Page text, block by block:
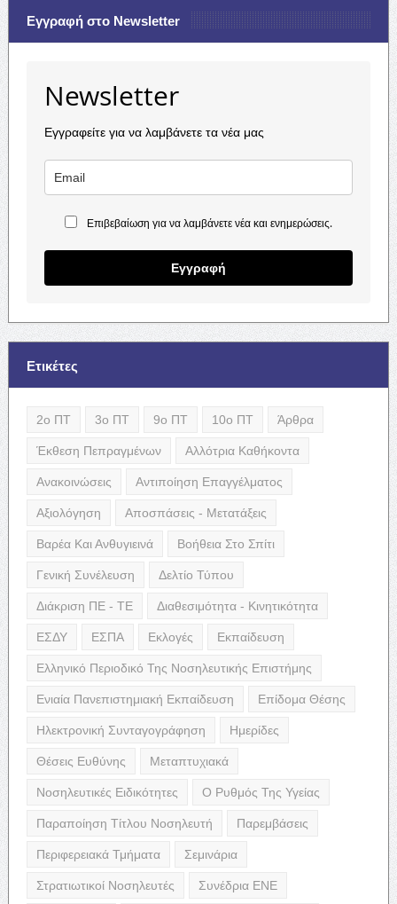
Εγγραφή στο Newsletter
Newsletter
Εγγραφείτε για να λαμβάνετε τα νέα μας
Επιβεβαίωση για να λαμβάνετε νέα και ενημερώσεις.
Εγγραφή
Ετικέτες
2ο ΠΤ 3ο ΠΤ 9ο ΠΤ 10ο ΠΤ Άρθρα
Έκθεση Πεπραγμένων Αλλότρια Καθήκοντα
Ανακοινώσεις Αντιποίηση Επαγγέλματος
Αξιολόγηση Αποσπάσεις - Μετατάξεις
Βαρέα Και Ανθυγιεινά Βοήθεια Στο Σπίτι
Γενική Συνέλευση Δελτίο Τύπου
Διάκριση ΠΕ - ΤΕ Διαθεσιμότητα - Κινητικότητα
ΕΣΔΥ ΕΣΠΑ Εκλογές Εκπαίδευση
Ελληνικό Περιοδικό Της Νοσηλευτικής Επιστήμης
Ενιαία Πανεπιστημιακή Εκπαίδευση Επίδομα Θέσης
Ηλεκτρονική Συνταγογράφηση Ημερίδες
Θέσεις Ευθύνης Μεταπτυχιακά
Νοσηλευτικές Ειδικότητες Ο Ρυθμός Της Υγείας
Παραποίηση Τίτλου Νοσηλευτή Παρεμβάσεις
Περιφερειακά Τμήματα Σεμινάρια
Στρατιωτικοί Νοσηλευτές Συνέδρια ΕΝΕ